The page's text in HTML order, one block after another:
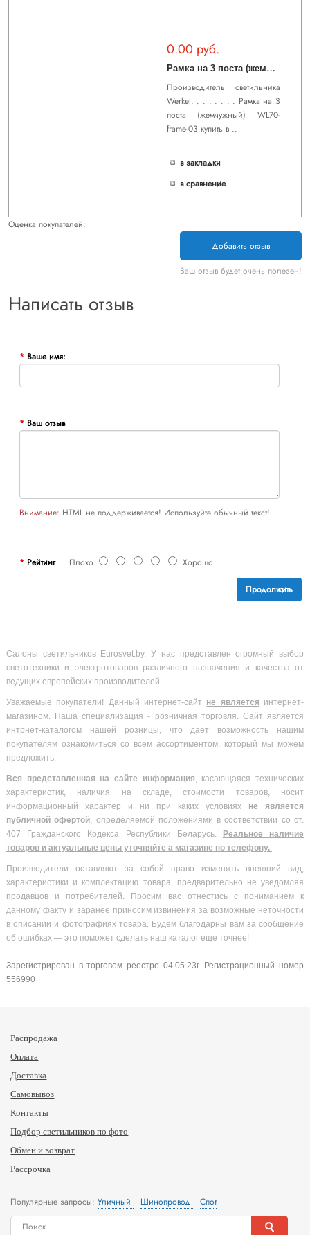
0.00 руб.
Р
амка на 3 поста (жемчужный) WL70-frame-03
Производитель светильника
Werkel. . . . . . . . Рамка на 3
поста (жемчужный) WL70-
frame-03 купить в ..
в закладки
в сравнение
Оценка покупателей:
Добавить отзыв
Ваш отзыв будет очень полезен!
Написать отзыв
Ваше имя:
Ваш отзыв
Внимание: HTML не поддерживается! Используйте обычный текст!
РейтингПлохо Хорошо
Продолжить
Салоны светильников Eurosvet.by. У нас представлен огромный выбор
светотехники и электротоваров различного назначения и качества от
ведущих европейских производителей.
Уважаемые покупатели! Данный интернет-сайт не является интернет-
магазином. Наша специализация - розничная торговля. Сайт является
интрнет-каталогом нашей розницы, что дает возможность нашим
покупателям ознакомиться со всем ассортиментом, который мы можем
предложить.
Вся представленная на сайте информация, касающаяся технических
характеристик, наличия на складе, стоимости товаров, носит
информационный характер и ни при каких условиях не является
публичной офертой, определяемой положениями в соответствии со ст.
407 Гражданского Кодекса Республики Беларусь.
Реальное наличие
товаров и актуальные цены уточняйте а магазине по телефону.
Производители оставляют за собой право изменять внешний вид,
характеристики и комплектацию товара, предварительно не уведомляя
продавцов и потребителей. Просим вас отнестись с пониманием к
данному факту и заранее приносим извинения за возможные неточности
в описании и фотографиях товара. Будем благодарны вам за сообщение
об ошибках — это поможет сделать наш каталог еще точнее!
Зарегистрирован в торговом реестре 04.05.23г. Регистрационный номер
556990
Распродажа
Оплата
Доставка
Самовывоз
Контакты
Подбор светильников по фото
Обмен и возврат
Рассрочка
Популярные запросы:Уличный Шинопровод Спот